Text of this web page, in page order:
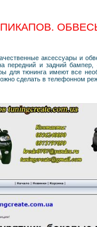
аксессуары и
передний и задний
для тюнинга имеют все
сделать в телефонном